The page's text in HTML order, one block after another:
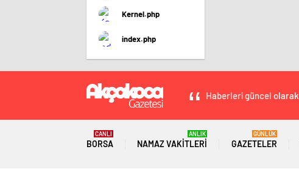
Kernel.php
index.php
Haberleri güncel
BORSA
CANLI
NAMAZ VAKITLERI
ANLIK
GAZETELER
GÜNLÜK